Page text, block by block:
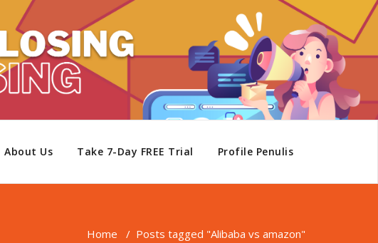
About Us Take 7-Day FREE Trial Profile Penulis
Home / Posts tagged "Alibaba vs amazon"